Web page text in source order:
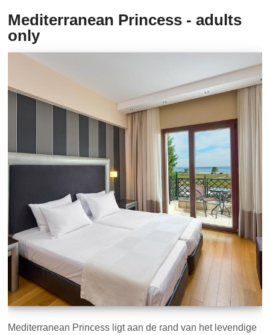
Mediterranean Princess - adults
only
Mediterranean Princess ligt aan de rand van het levendige